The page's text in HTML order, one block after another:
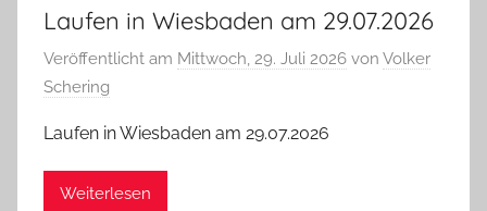
Laufen in Wiesbaden am 29.07.2026
Veröffentlicht am Mittwoch, 29. Juli 2026 von Volker
Schering
Laufen in Wiesbaden am 29.07.2026
Weiterlesen